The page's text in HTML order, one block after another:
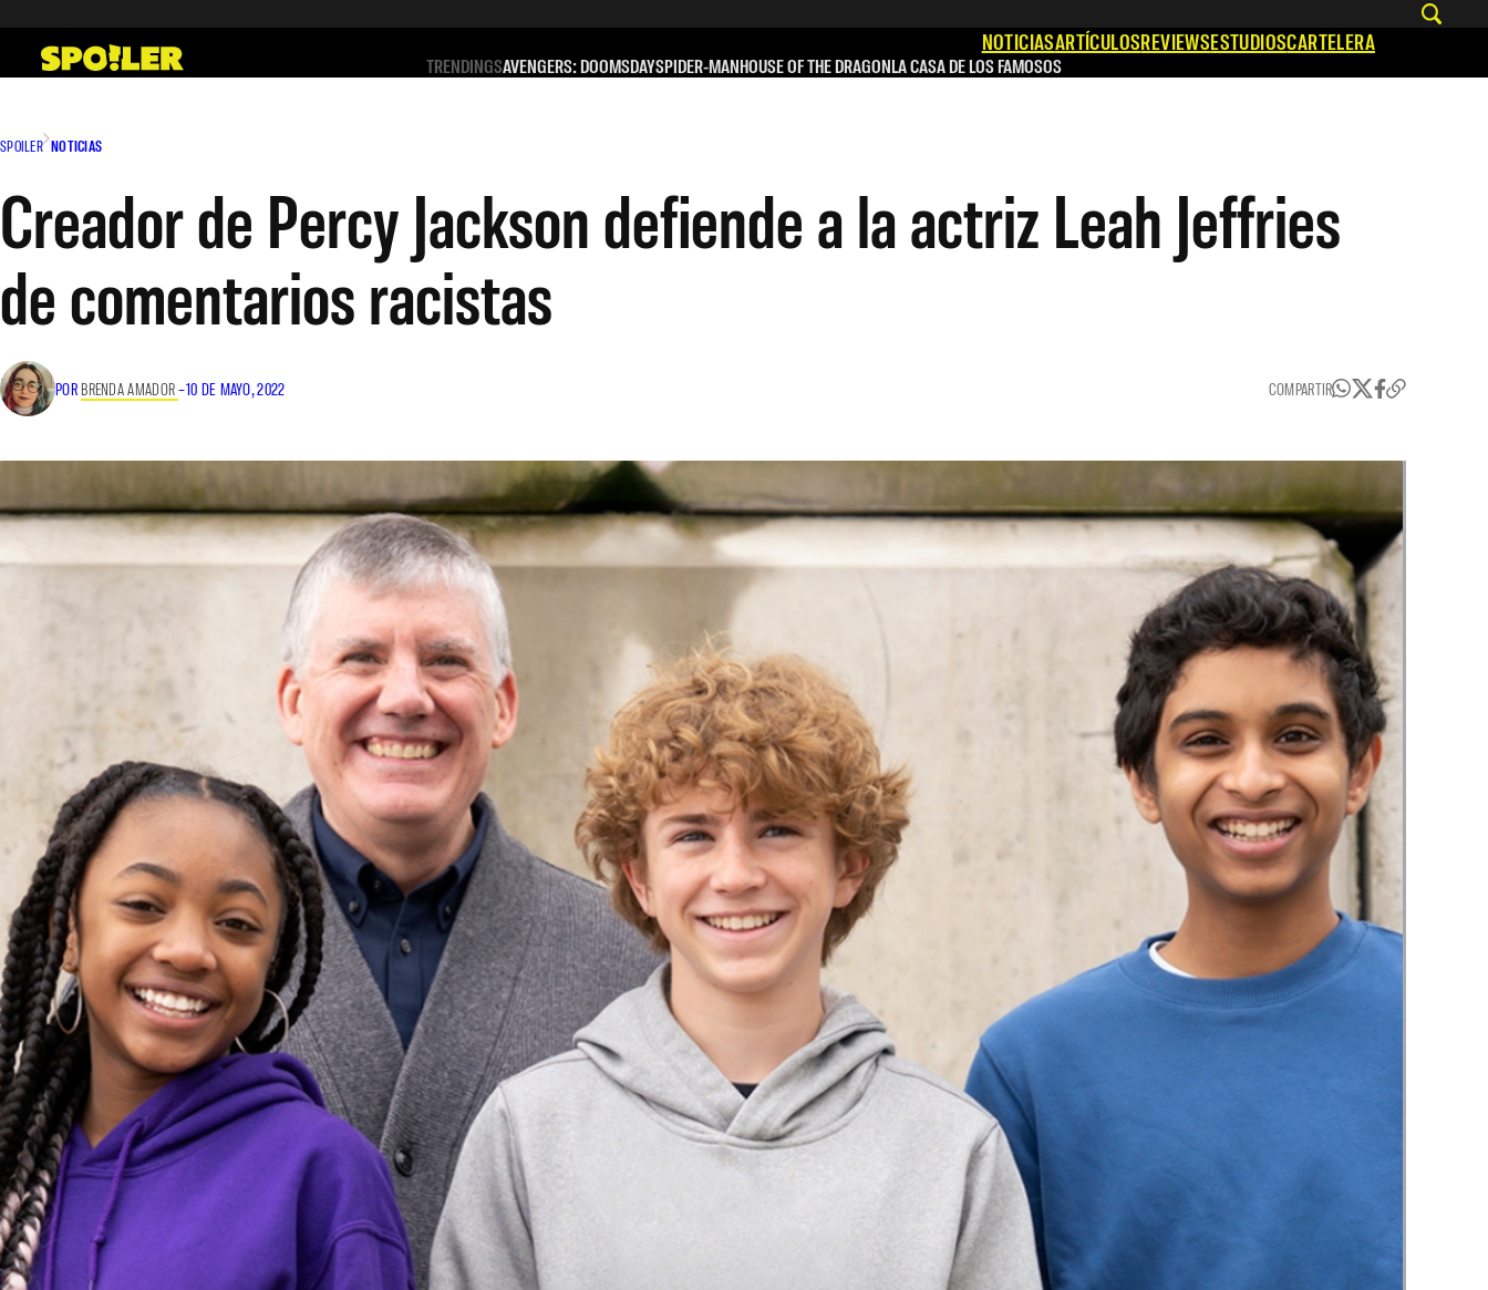
contenido
NOTICIASARTÍCULOSREVIEWSESTUDIOSCARTELERA
TRENDINGSAVENGERS: DOOMSDAYSPIDER-MANHOUSE OF THE DRAGONLA CASA DE LOS FAMOSOS
SPOILER NOTICIAS
Creador de Percy Jackson defiende a la actriz Leah Jeffries
de comentarios racistas
POR BRENDA AMADOR–10 DE MAYO, 2022 COMPARTIR